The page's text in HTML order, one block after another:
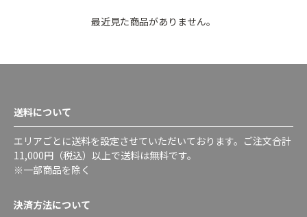
最近見た商品がありません。
送料について
エリアごとに送料を設定させていただいております。ご注文合計
11,000円（税込）以上で送料は無料です。
※一部商品を除く
決済方法について